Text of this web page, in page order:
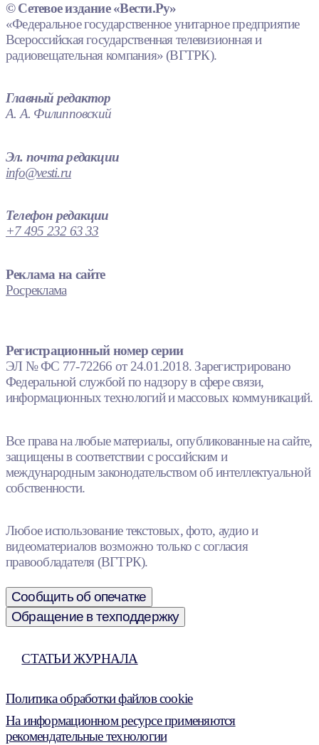
© Сетевое издание «Вести.Ру»
«Федеральное государственное унитарное предприятие
Всероссийская государственная телевизионная и
радиовещательная компания» (ВГТРК).
Главный редактор
А. А. Филипповский
Эл. почта редакции
info@vesti.ru
Телефон редакции
+7 495 232 63 33
Реклама на сайте
Росреклама
Регистрационный номер серии
ЭЛ № ФС 77-72266 от 24.01.2018. Зарегистрировано
Федеральной службой по надзору в сфере связи,
информационных технологий и массовых коммуникаций.
Все права на любые материалы, опубликованные на сайте,
защищены в соответствии с российским и
международным законодательством об интеллектуальной
собственности.
Любое использование текстовых, фото, аудио и
видеоматериалов возможно только с согласия
правообладателя (ВГТРК).
Сообщить об опечатке
Обращение в техподдержку
СТАТЬИ ЖУРНАЛА
Политика обработки файлов cookie
На информационном ресурсе применяются
рекомендательные технологии